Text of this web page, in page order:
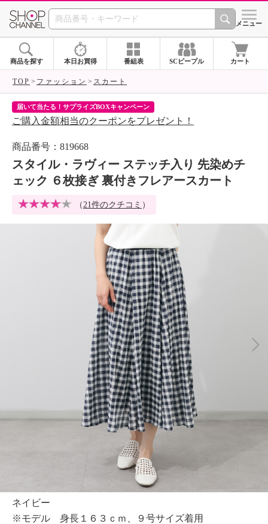
SHOP CHANNEL シメニュー
商品を探す 本日お買得 番組表 SCピープル カート
TOP ファッション スカート
届いて当たる！サプライズBOXキャンペーン
ご購入金額相当のクーポンをプレゼント！
商品番号：819668
スタイル・ラヴィー ステッチ入り 先染めチ
ェック ６枚接ぎ 裏付きフレアースカート
（21件のクチコミ ）
ネイビー
※モデル 身長１６３ｃｍ、９号サイズ着用